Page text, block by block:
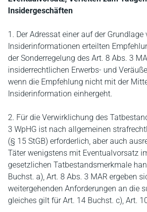
Insidergeschäften
1. Der Adressat einer auf der Grundlage
Insiderinformationen erteilten
der Sonderregelung des Art. 8 Abs. 3
insiderrechtlichen Erwerbs- und
wenn die Empfehlung nicht mit der
Insiderinformation einhergeht.
2. Für die Verwirklichung des
3 WpHG ist nach allgemeinen
(§ 15 StGB) erforderlich, aber auch
Täter wenigstens mit Eventualvorsatz
gesetzlichen Tatbestandsmerkmale
Buchst. a), Art. 8 Abs. 3 MAR ergeben
weitergehenden Anforderungen an die
gleiches gilt für Art. 14 Buchst. c), Art.